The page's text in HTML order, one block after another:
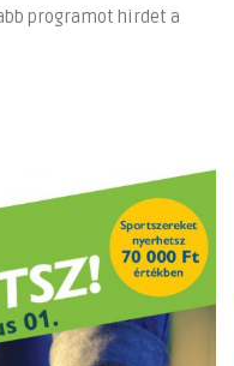
programot hirdet a